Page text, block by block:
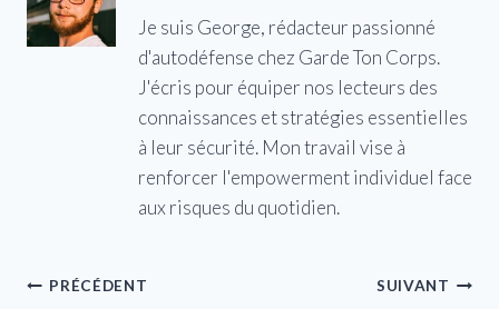
Je suis George, rédacteur passionné
d'autodéfense chez Garde Ton Corps.
J'écris pour équiper nos lecteurs des
connaissances et stratégies essentielles
à leur sécurité. Mon travail vise à
renforcer l'empowerment individuel face
aux risques du quotidien.
Navigation
PRÉCÉDENT SUIVANT